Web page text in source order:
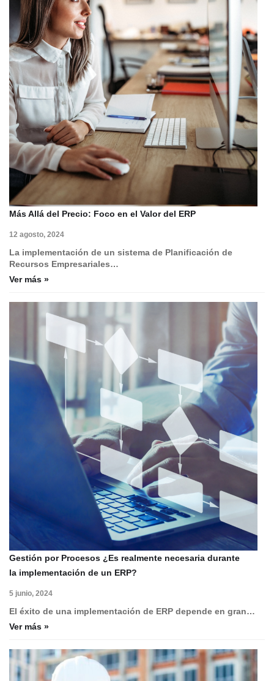
Más Allá del Precio: Foco en el Valor del ERP
12 agosto, 2024
La implementación de un sistema de Planificación de
Recursos Empresariales…
Ver más »
Gestión por Procesos ¿Es realmente necesaria durante
la implementación de un ERP?
5 junio, 2024
El éxito de una implementación de ERP depende en gran…
Ver más »